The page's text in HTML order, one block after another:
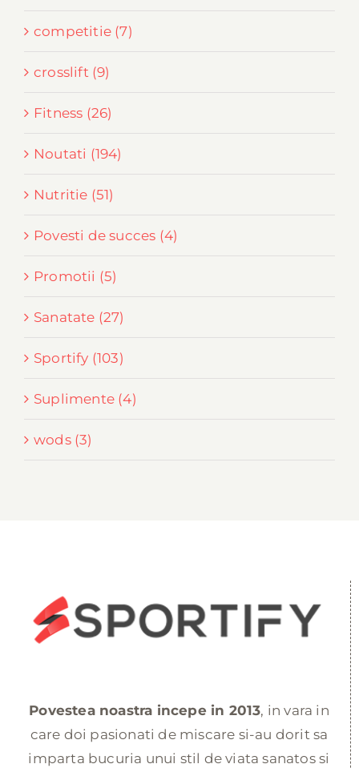
competitie (7)
crosslift (9)
Fitness (26)
Noutati (194)
Nutritie (51)
Povesti de succes (4)
Promotii (5)
Sanatate (27)
Sportify (103)
Suplimente (4)
wods (3)
Povestea noastra incepe in 2013, in vara in
care doi pasionati de miscare si-au dorit sa
imparta bucuria unui stil de viata sanatos si